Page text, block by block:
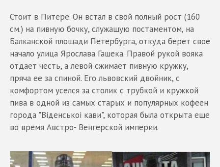
Стоит в Питере. Он встал в свой полный рост (160
см.) на пивную бочку, служащую постаментом, на
Балканской площади Петербурга, откуда берет свое
начало улица Ярослава Гашека. Правой рукой вояка
отдает честь, а левой сжимает пивную кружку,
пряча ее за спиной. Его львовский двойник, с
комфортом уселся за столик с трубкой и кружкой
пива в одной из самых старых и популярных кофеен
города "Вiденськоi кави", которая была открыта еще
во время Австро- Венгерской империи.